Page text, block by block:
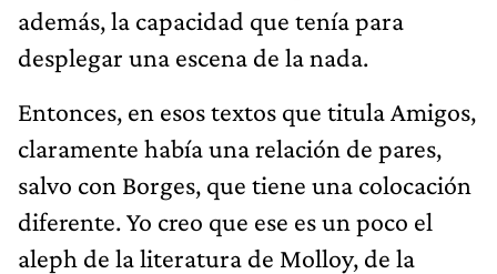
además, la capacidad que tenía para
desplegar una escena de la nada.
Entonces, en esos textos que titula Amigos,
claramente había una relación de pares,
salvo con Borges, que tiene una colocación
diferente. Yo creo que ese es un poco el
aleph de la literatura de Molloy, de la